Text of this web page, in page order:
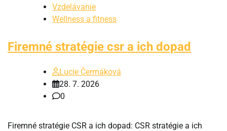
Vzdelávanie
Wellness a fitness
Firemné stratégie csr a ich dopad
Lucie Čermáková
28. 7. 2026
0
Firemné stratégie CSR a ich dopad: CSR stratégie a ich